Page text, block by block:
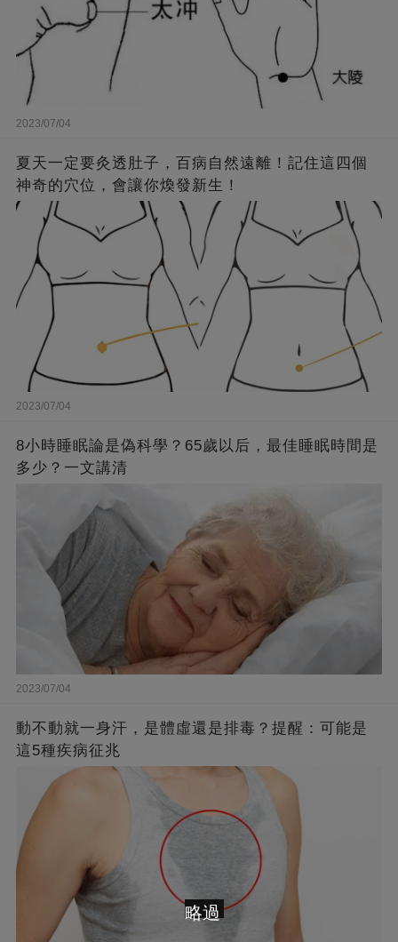
2023/07/04
夏天一定要灸透肚子，百病自然遠離！記住這四個
神奇的穴位，會讓你煥發新生！
2023/07/04
8小時睡眠論是偽科學？65歲以后，最佳睡眠時間是
多少？一文講清
2023/07/04
動不動就一身汗，是體虛還是排毒？提醒：可能是
這5種疾病征兆
略過